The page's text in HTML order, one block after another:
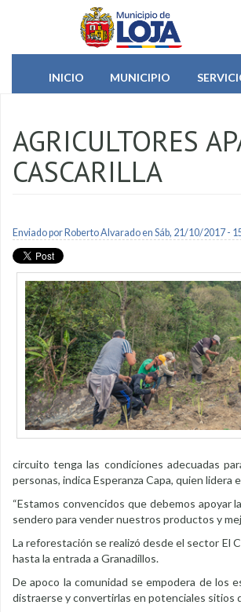
Pasar al contenido principal
INICIO
MUNICIPIO
AGRICULTORES
CASCARILLA
Enviado por Roberto Alvaradoen Sáb, 21/10/2017 -
circuito tenga las condiciones adecuadas
personas, indica Esperanza Capa, quien
“Estamos convencidos que debemos apoyar
sendero para vender nuestros productos y
La reforestación se realizó desde el sector El
hasta la entrada a Granadillos.
De apoco la comunidad se empodera de los
distraerse y convertirlas en potenciales sitios